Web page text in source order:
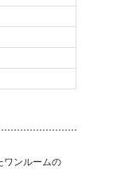
ワンルームの